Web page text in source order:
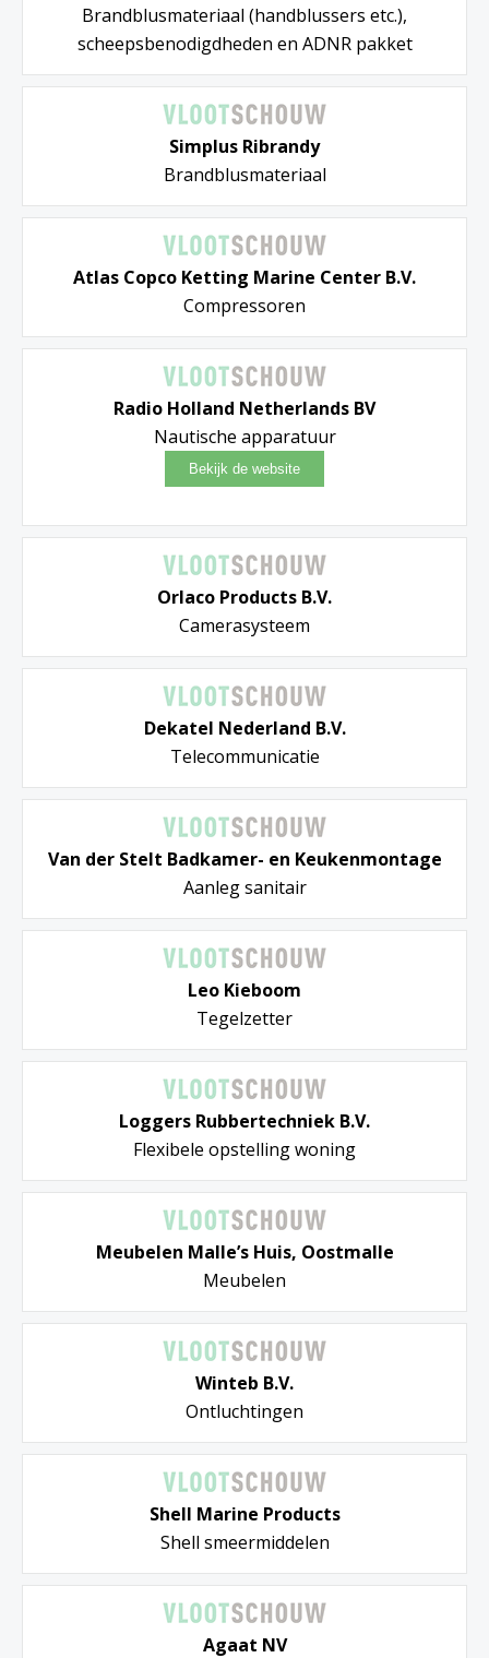
Brandblusmateriaal (handblussers etc.),
scheepsbenodigdheden en ADNR pakket
Simplus Ribrandy
Brandblusmateriaal
Atlas Copco Ketting Marine Center B.V.
Compressoren
Radio Holland Netherlands BV
Nautische apparatuur
Orlaco Products B.V.
Camerasysteem
Dekatel Nederland B.V.
Telecommunicatie
Van der Stelt Badkamer- en Keukenmontage
Aanleg sanitair
Leo Kieboom
Tegelzetter
Loggers Rubbertechniek B.V.
Flexibele opstelling woning
Meubelen Malle’s Huis, Oostmalle
Meubelen
Winteb B.V.
Ontluchtingen
Shell Marine Products
Shell smeermiddelen
Agaat NV